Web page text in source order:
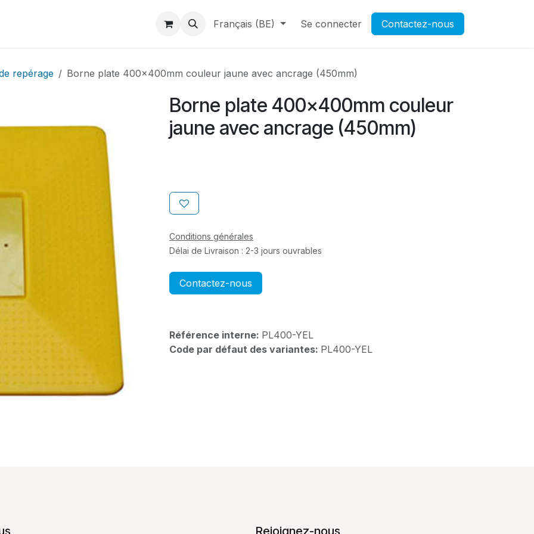
À propos de BINAME Contactez-nous Rendez-vous Ouverture d'un compte
Français (BE) Se connecter Contactez-nous
repérage Borne plate 400x400mm couleur jaune avec ancrage (450mm)
Borne plate 400x400mm couleur
jaune avec ancrage (450mm)
Conditions générales
Délai de Livraison : 2-3 jours ouvrables
Contactez-nous
Référence interne: PL400-YEL
Code par défaut des variantes: PL400-YEL
Rejoignez-nous